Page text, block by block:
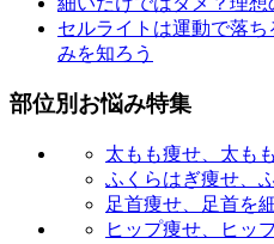
セルライトは運動で落
みを知ろう
部位別お悩み特集
太もも痩せ、太も
ふくらはぎ痩せ、
足首痩せ、足首を
ヒップ痩せ、ヒッ